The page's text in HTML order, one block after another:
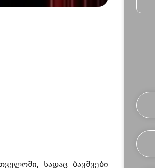
სადაც ბავშვები